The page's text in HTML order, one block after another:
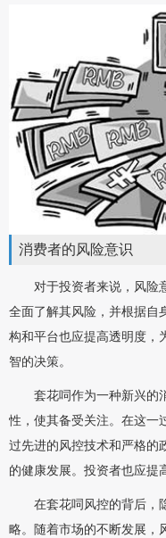
消费者的风险意识
对于投资者来说，风险
全面了解其风险，并根据自
构和平台也应提高透明度，
智的决策。
套花呞作为一种新兴的
性，使其备受关注。在这一
过先进的风控技术和严格的
的健康发展。投资者也应提
在套花呞风控的背后，
略。随着市场的不断发展，